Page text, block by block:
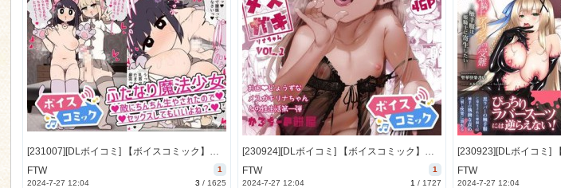
[231007][DLボイコミ] 【ボイスコミック】ふたなり魔法少女 ～敵にちんちん生やされたのでセックスしてもいいよね？～ [21M] [RJ01105827]
1
FTW
3 / 1625
2024-7-27 12:04
[230924][DLボイコミ] 【ボイスコミック】メ○ガキリナちゃん [37M] [RJ01101207]
1
FTW
1 / 1727
2024-7-27 12:04
FTW
2024-7-27 12:04